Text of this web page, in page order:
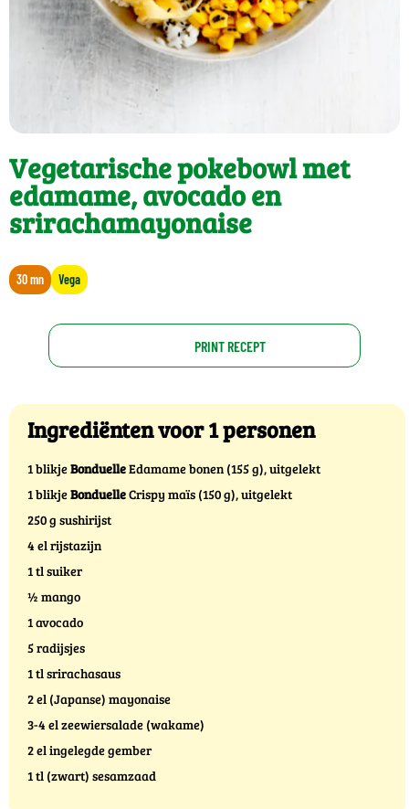
Vegetarische pokebowl met
edamame, avocado en
srirachamayonaise
30 mn Vega
PRINT RECEPT
Ingrediënten voor 1 personen
1 blikjeBonduelleEdamame bonen (155 g), uitgelekt
1 blikjeBonduelleCrispy maïs (150 g), uitgelekt
250 g sushirijst
4 el rijstazijn
1 tl suiker
½ mango
1 avocado
5 radijsjes
1 tl srirachasaus
2 el (Japanse) mayonaise
3-4 el zeewiersalade (wakame)
2 el ingelegde gember
1 tl (zwart) sesamzaad